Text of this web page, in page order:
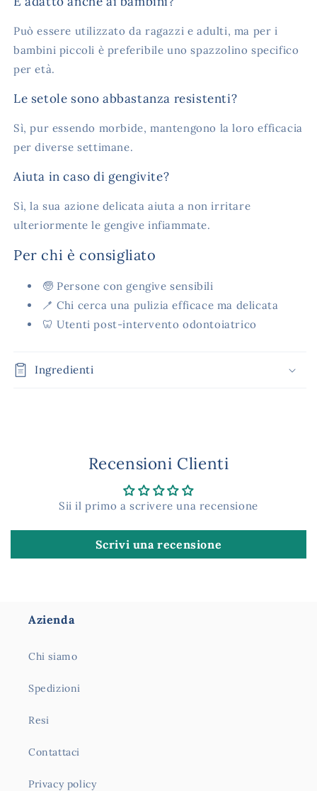
Può essere utilizzato da ragazzi e adulti, ma per i
bambini piccoli è preferibile uno spazzolino specifico
per età.
Le setole sono abbastanza resistenti?
Sì, pur essendo morbide, mantengono la loro efficacia
per diverse settimane.
Aiuta in caso di gengivite?
Sì, la sua azione delicata aiuta a non irritare
ulteriormente le gengive infiammate.
Per chi è consigliato
🧓 Persone con gengive sensibili
🪥 Chi cerca una pulizia efficace ma delicata
🦷 Utenti post-intervento odontoiatrico
Ingredienti
Recensioni Clienti
Sii il primo a scrivere una recensione
Scrivi una recensione
Azienda
Chi siamo
Spedizioni
Resi
Contattaci
Privacy policy